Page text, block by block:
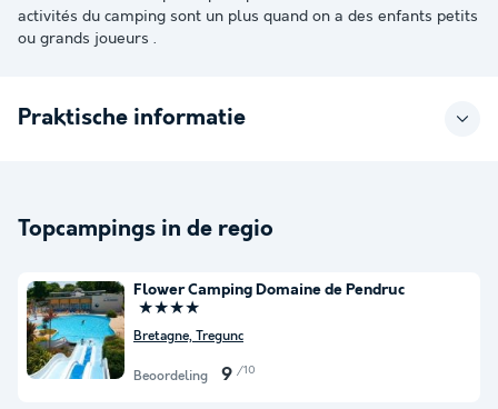
activités du camping sont un plus quand on a des enfants petits
ou grands joueurs .
Praktische informatie
Topcampings in de regio
Flower Camping Domaine de Pendruc
★★★★
Bretagne, Tregunc
Beoordeling 9 /10